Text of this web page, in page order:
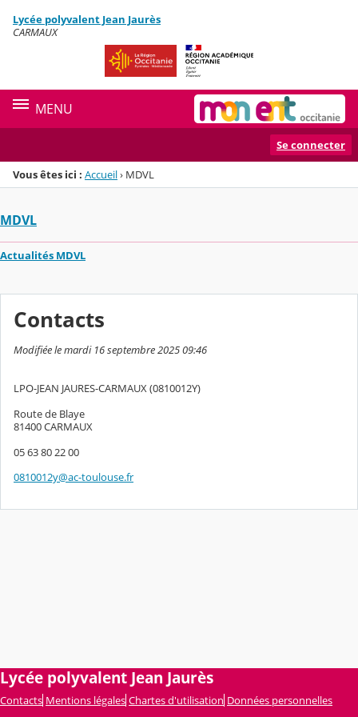
Menu de la rubrique
Contenu
Lycée polyvalent Jean Jaurès
CARMAUX
MENU
Se connecter
Vous êtes ici : Accueil› MDVL
MDVL
Actualités MDVL
Contacts
Modifiée le mardi 16 septembre 2025 09:46
LPO-JEAN JAURES-CARMAUX (0810012Y)
Route de Blaye
81400 CARMAUX
05 63 80 22 00
0810012y@ac-toulouse.fr
Lycée polyvalent Jean Jaurès
Contacts Mentions légales Chartes d'utilisation Données personnelles